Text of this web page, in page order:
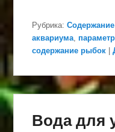
Рубрика:
аквариума,
содержание рыбок
|
Вода для